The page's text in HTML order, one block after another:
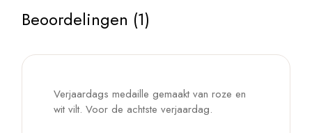
Beoordelingen (1)
Verjaardags medaille gemaakt van roze en
wit vilt. Voor de achtste verjaardag.